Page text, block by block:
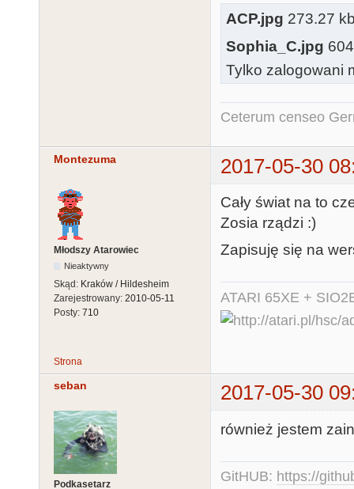
ACP.jpg 273.27
Sophia_C.jpg
Tylko zalogowani
Ceterum censeo
Montezuma 2017-05-30
Młodszy Atarowiec
Nieaktywny
Skąd: Kraków / Hildesheim
Zarejestrowany: 2010-05-11
Posty: 710
Cały świat na to
Zosia rządzi :)
Zapisuję się na
ATARI 65XE +
Strona
seban 2017-05-30
Podkasetarz
również jestem
GitHUB: https://